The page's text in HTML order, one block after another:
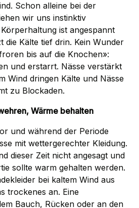
Schon alleine bei der
wir uns instinktiv
ist angespannt
die Kälte tief drin. Kein Wunder
bis auf die Knochen»:
und erstarrt. Nässe verstärkt
Wind dringen Kälte und Nässe
zu Blockaden.
Wärme behalten
und während der Periode
mit wettergerechter Kleidung.
dieser Zeit nicht angesagt und
sollte warm gehalten werden.
bei kaltem Wind aus
trockenes an. Eine
Bauch, Rücken oder an den